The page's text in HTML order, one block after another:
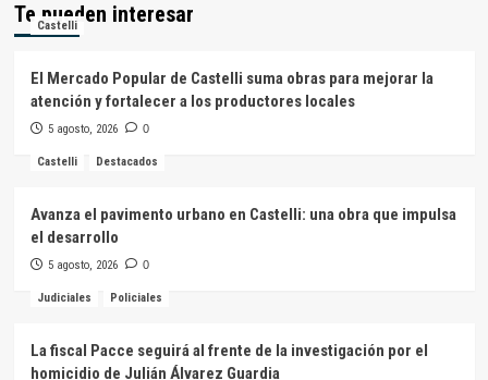
Te pueden interesar
Castelli
El Mercado Popular de Castelli suma obras para mejorar la
atención y fortalecer a los productores locales
5 agosto, 2026 0
Castelli Destacados
Avanza el pavimento urbano en Castelli: una obra que impulsa
el desarrollo
5 agosto, 2026 0
Judiciales Policiales
La fiscal Pacce seguirá al frente de la investigación por el
homicidio de Julián Álvarez Guardia